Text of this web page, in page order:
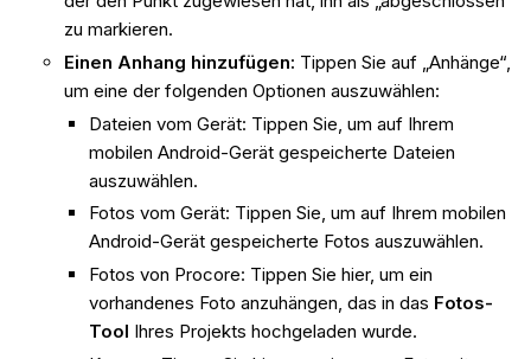
zu markieren.
Einen Anhang hinzufügen: Tippen Sie auf „Anhänge“,
um eine der folgenden Optionen auszuwählen:
Dateien vom Gerät: Tippen Sie, um auf Ihrem
mobilen Android-Gerät gespeicherte Dateien
auszuwählen.
Fotos vom Gerät: Tippen Sie, um auf Ihrem mobilen
Android-Gerät gespeicherte Fotos auszuwählen.
Fotos von Procore: Tippen Sie hier, um ein
vorhandenes Foto anzuhängen, das in das Fotos-
Tool Ihres Projekts hochgeladen wurde.